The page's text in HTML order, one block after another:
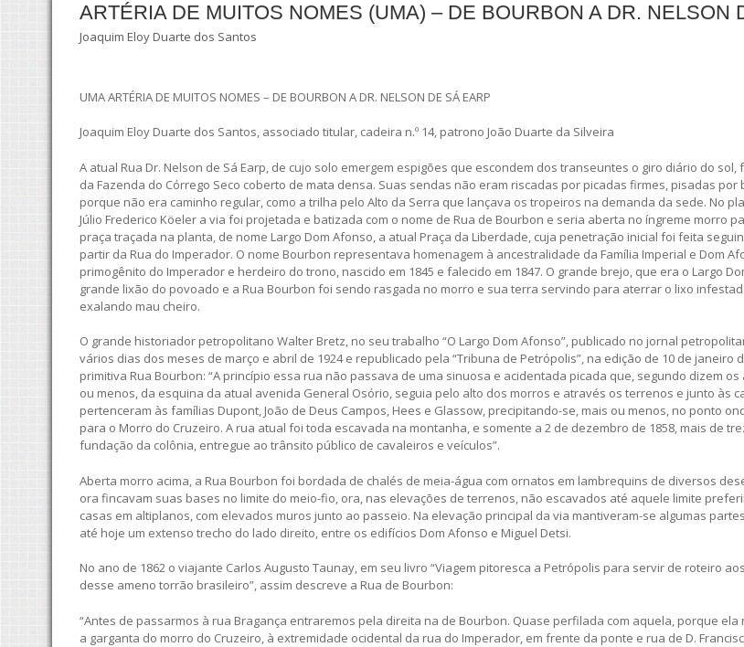
ARTÉRIA DE MUITOS NOMES (UMA) – DE BOURBON A DR. NELSON
Joaquim Eloy Duarte dos Santos
UMA ARTÉRIA DE MUITOS NOMES – DE BOURBON A DR. NELSON DE SÁ EARP
Joaquim Eloy Duarte dos Santos, associado titular, cadeira n.º 14, patrono João Duarte da Silveira
A atual Rua Dr. Nelson de Sá Earp, de cujo solo emergem espigões que escondem dos transeuntes o giro diário do sol,
da Fazenda do Córrego Seco coberto de mata densa. Suas sendas não eram riscadas por picadas firmes, pisadas por
porque não era caminho regular, como a trilha pelo Alto da Serra que lançava os tropeiros na demanda da sede. No
Júlio Frederico Köeler a via foi projetada e batizada com o nome de Rua de Bourbon e seria aberta no íngreme morro
praça traçada na planta, de nome Largo Dom Afonso, a atual Praça da Liberdade, cuja penetração inicial foi feita
partir da Rua do Imperador. O nome Bourbon representava homenagem à ancestralidade da Família Imperial e Dom
primogênito do Imperador e herdeiro do trono, nascido em 1845 e falecido em 1847. O grande brejo, que era o Largo
grande lixão do povoado e a Rua Bourbon foi sendo rasgada no morro e sua terra servindo para aterrar o lixo
exalando mau cheiro.
O grande historiador petropolitano Walter Bretz, no seu trabalho “O Largo Dom Afonso”, publicado no jornal
vários dias dos meses de março e abril de 1924 e republicado pela “Tribuna de Petrópolis”, na edição de 10 de janeiro
primitiva Rua Bourbon: “A princípio essa rua não passava de uma sinuosa e acidentada picada que, segundo dizem
ou menos, da esquina da atual avenida General Osório, seguia pelo alto dos morros e através os terrenos e junto às
pertenceram às famílias Dupont, João de Deus Campos, Hees e Glassow, precipitando-se, mais ou menos, no ponto
para o Morro do Cruzeiro. A rua atual foi toda escavada na montanha, e somente a 2 de dezembro de 1858, mais de
fundação da colônia, entregue ao trânsito público de cavaleiros e veículos”.
Aberta morro acima, a Rua Bourbon foi bordada de chalés de meia-água com ornatos em lambrequins de diversos
ora fincavam suas bases no limite do meio-fio, ora, nas elevações de terrenos, não escavados até aquele limite
casas em altiplanos, com elevados muros junto ao passeio. Na elevação principal da via mantiveram-se algumas
até hoje um extenso trecho do lado direito, entre os edifícios Dom Afonso e Miguel Detsi.
No ano de 1862 o viajante Carlos Augusto Taunay, em seu livro “Viagem pitoresca a Petrópolis para servir de roteiro
desse ameno torrão brasileiro”, assim descreve a Rua de Bourbon:
“Antes de passarmos à rua Bragança entraremos pela direita na de Bourbon. Quase perfilada com aquela, porque
a garganta do morro do Cruzeiro, à extremidade ocidental da rua do Imperador, em frente da ponte e rua de D.